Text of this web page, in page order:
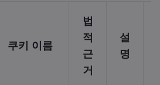
쿠키 이름
법
적
근
거
설
명